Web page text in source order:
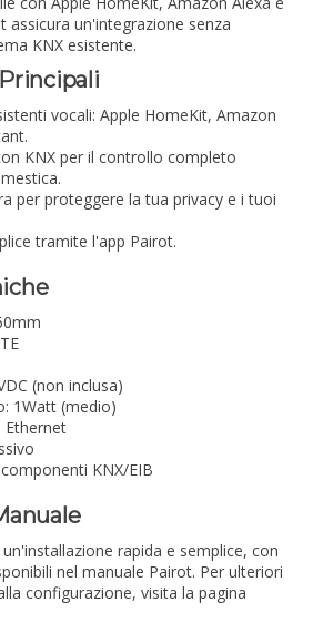
assicura un'integrazione senza
KNX esistente.
vocali: Apple HomeKit, Amazon
KNX per il controllo completo
per proteggere la tua privacy e i tuoi
tramite l'app Pairot.
(non inclusa)
1Watt (medio)
Ethernet
KNX/EIB
rapida e semplice, con
nel manuale Pairot. Per ulteriori
configurazione, visita la pagina